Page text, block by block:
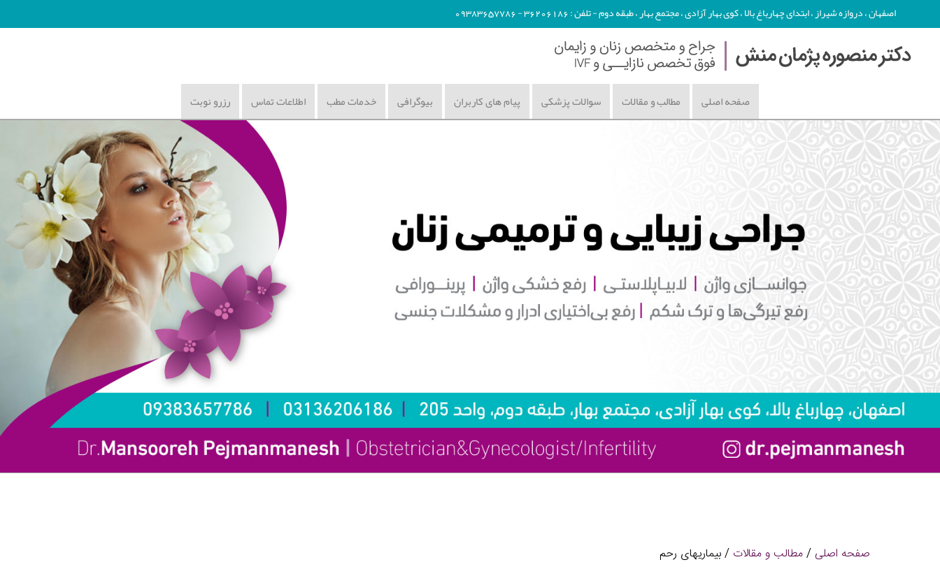
اصفهان ، دروازه شیراز ، ابتدای چهارباغ بالا ، کوی بهار آزادی ، مجتمع بهار ، طبقه دوم - تلفن : 36206186 - 09383657786
صفحه اصلی مطالب و مقالات سوالات پزشکی پیام های کاربران بیوگرافی خدمات مطب اطلاعات تماس رزرو نوبت
صفحه اصلی / مطالب و مقالات / بیماریهای رحم